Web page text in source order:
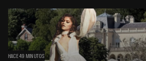
HACE 49 MINUTOS